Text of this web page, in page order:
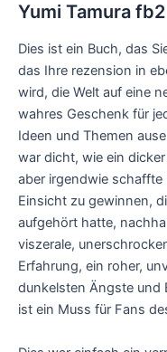
Yumi Tamura fb2
Dies ist ein Buch, das
das Ihre rezension in
wird, die Welt auf eine
wahres Geschenk für
Ideen und Themen
war dicht, wie ein
aber irgendwie
Einsicht zu gewinnen,
aufgehört hatte,
viszerale,
Erfahrung, ein roher,
dunkelsten Ängste und
ist ein Muss für Fans